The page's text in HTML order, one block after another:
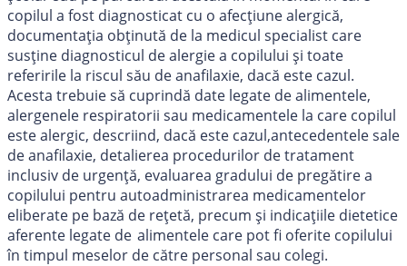
copilul a fost diagnosticat cu o afecțiune alergică,
documentația obținută de la medicul specialist care
susține diagnosticul de alergie a copilului și toate
referirile la riscul său de anafilaxie, dacă este cazul.
Acesta trebuie să cuprindă date legate de alimentele,
alergenele respiratorii sau medicamentele la care copilul
este alergic, descriind, dacă este cazul,antecedentele sale
de anafilaxie, detalierea procedurilor de tratament
inclusiv de urgență, evaluarea gradului de pregătire a
copilului pentru autoadministrarea medicamentelor
eliberate pe bază de rețetă, precum și indicațiile dietetice
aferente legate de alimentele care pot fi oferite copilului
în timpul meselor de către personal sau colegi.